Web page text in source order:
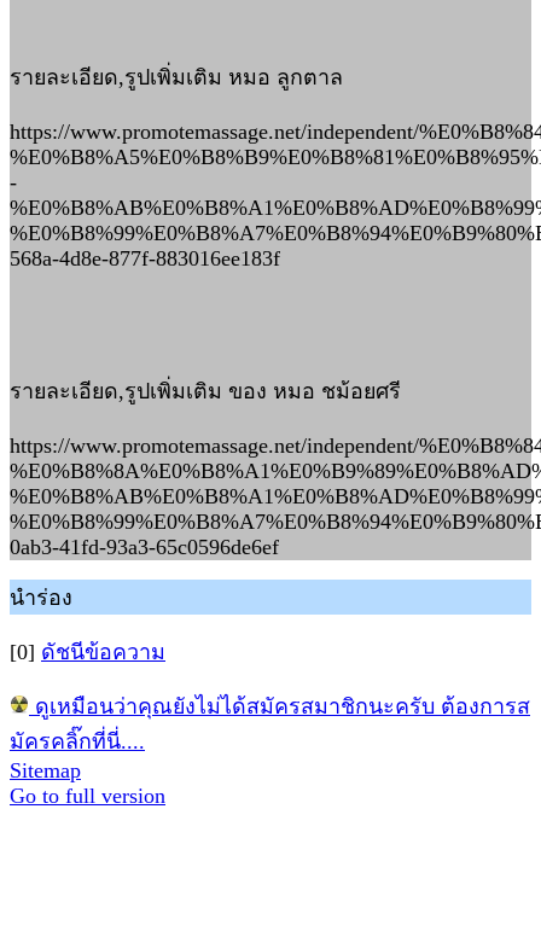
รายละเอียด,รูปเพิ่มเติม หมอ ลูกตาล
https://www.promotemassage.net/independent/
-
568a-4d8e-877f-883016ee183f
รายละเอียด,รูปเพิ่มเติม ของ หมอ ชม้อยศรี
https://www.promotemassage.net/independent/
0ab3-41fd-93a3-65c0596de6ef
นำร่อง
[0] ดัชนีข้อความ
ดูเหมือนว่าคุณยังไม่ได้สมัครสมาชิกนะครับ ต้องการส
มัครคลิ๊กที่นี่....
Sitemap
Go to full version